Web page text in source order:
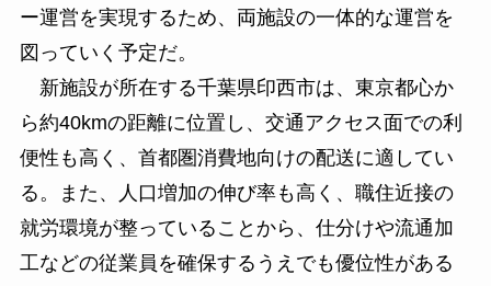
ー運営を実現するため、両施設の一体的な運営を
図っていく予定だ。
新施設が所在する千葉県印西市は、東京都心か
ら約40kmの距離に位置し、交通アクセス面での利
便性も高く、首都圏消費地向けの配送に適してい
る。また、人口増加の伸び率も高く、職住近接の
就労環境が整っていることから、仕分けや流通加
工などの従業員を確保するうえでも優位性がある